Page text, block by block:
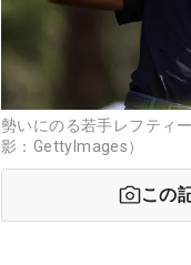
勢いにのる若手レフティ
影：GettyImages）
この